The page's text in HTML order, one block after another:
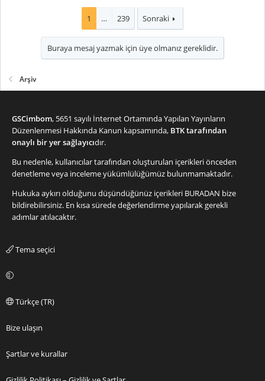
1 … 239 Sonraki
Buraya mesaj yazmak için üye olmanız gereklidir.
Arşiv
GSCimbom, 5651 sayılı İnternet Ortamında Yapılan Yayınların
Düzenlenmesi Hakkında Kanun kapsamında, BTK tarafından
onaylı bir yer sağlayıcıdır.
Bu nedenle, kullanıcılar tarafından oluşturulan içerikleri önceden
denetleme veya inceleme yükümlülüğümüz bulunmamaktadır.
Hukuka aykırı olduğunu düşündüğünüz içerikleri BURADAN bize
bildirebilirsiniz. En kısa sürede değerlendirme yapılarak gerekli
adımlar atılacaktır.
Tema seçici
Türkçe (TR)
Bize ulaşın
Şartlar ve kurallar